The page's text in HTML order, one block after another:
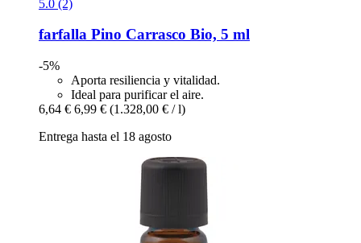
5.0 (2)
farfalla Pino Carrasco Bio, 5 ml
-5%
Aporta resiliencia y vitalidad.
Ideal para purificar el aire.
6,64 € 6,99 € (1.328,00 € / l)
Entrega hasta el 18 agosto